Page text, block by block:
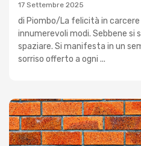
17 Settembre 2025
di Piombo/La felicità in
innumerevoli modi. Sebbene si
spaziare. Si manifesta in un
sorriso offerto a ogni ...